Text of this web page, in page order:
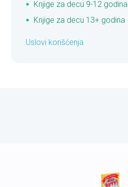
Knjige za decu 9-12 godina
Knjige za decu 13+ godina
Uslovi korišćenja